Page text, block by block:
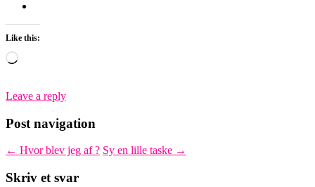
Like this:
Loading…
Leave a reply
Post navigation
← Hvor blev jeg af ? Sy en lille taske →
Skriv et svar